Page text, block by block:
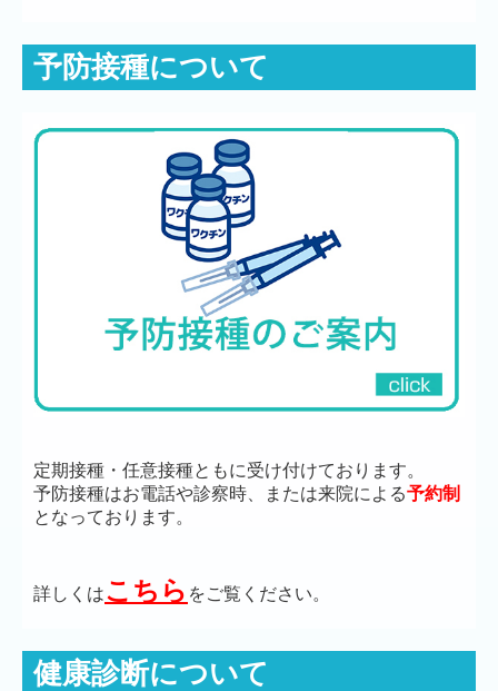
予防接種について
定期接種・任意接種ともに受け付けております。
予防接種はお電話や診察時、または来院による予約制
となっております。
詳しくはこちら をご覧ください。
健康診断について